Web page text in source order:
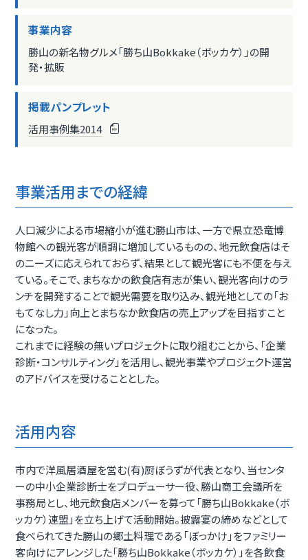
事業内容
勝山の新名物グルメ「勝ち山Bokkake（ボッカケ）」の開
発・拡販
掲載パンプレット
活用事例集2014
事業活用までの経緯
人口減少による市場縮小が進む勝山市は、一方で県立恐竜博
物館への観光客が順調に増加しているものの、地元飲食店はそ
のニーズに応えられておらず、結果として観光客にも不便を与え
ている。そこで、まちなかの飲食店有志が集い、観光客向けのラ
ンチを開発することで観光需要を取り込み、観光地としての「お
もてなし力」向上とまちなか飲食店の売上アップを目指すこと
になった。
これまでに経験の無いプロジェクトに取り組むことから、「企業
診断・コンサルティング」を活用し、観光事業やプロジェクト運営
のアドバイスを受けることとした。
活用内容
市内で洋風居酒屋を営む(有)厨ぼうずが代表となり、当センタ
ーの中小企業診断士をプロデューサー役、勝山商工会議所を
事務局とし、地元飲食店メンバーを募って「勝ち山Bokkake（ボ
ッカケ）連盟」を立ち上げて活動開始。披露宴の締めなどとして
食べられてきた勝山の郷土料理である「ぼっかけ」をファミリー
客向けにアレンジした「勝ち山Bokkake（ボッカケ）」を各飲食